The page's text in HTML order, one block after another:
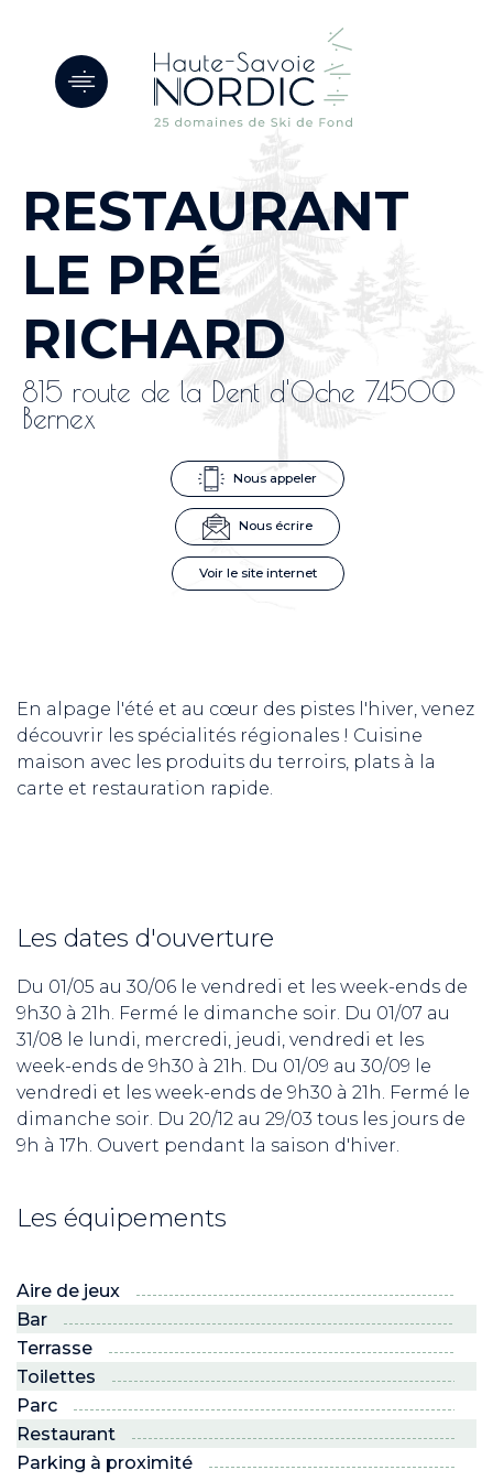
RESTAURANT
LE PRÉ
RICHARD
815 route de la Dent d'Oche 74500
Bernex
Nous appeler
Nous écrire
Voir le site internet
En alpage l'été et au cœur des pistes l'hiver, venez
découvrir les spécialités régionales ! Cuisine
maison avec les produits du terroirs, plats à la
carte et restauration rapide.
Les dates d'ouverture
Du 01/05 au 30/06 le vendredi et les week-ends de
9h30 à 21h. Fermé le dimanche soir. Du 01/07 au
31/08 le lundi, mercredi, jeudi, vendredi et les
week-ends de 9h30 à 21h. Du 01/09 au 30/09 le
vendredi et les week-ends de 9h30 à 21h. Fermé le
dimanche soir. Du 20/12 au 29/03 tous les jours de
9h à 17h. Ouvert pendant la saison d'hiver.
Les équipements
Aire de jeux
Bar
Terrasse
Toilettes
Parc
Restaurant
Parking à proximité